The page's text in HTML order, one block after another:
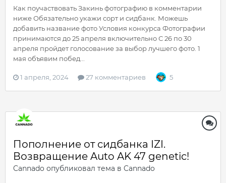
Как поучаствовать Закинь фотографию в комментарии
ниже Обязательно укажи сорт и сидбанк. Можешь
добавить название фото Условия конкурса Фотографии
принимаются до 25 апреля включительно С 26 по 30
апреля пройдет голосование за выбор лучшего фото. 1
мая объявим побед...
1 апреля, 2024 27 комментариев 5
Пополнение от сидбанка IZI.
Возвращение Auto AK 47 genetic!
Cannado опубликовал тема в Cannado